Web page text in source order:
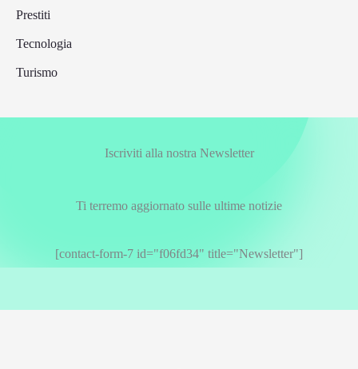
Prestiti
Tecnologia
Turismo
Iscriviti alla nostra Newsletter
Ti terremo aggiornato sulle ultime notizie
[contact-form-7 id="f06fd34" title="Newsletter"]